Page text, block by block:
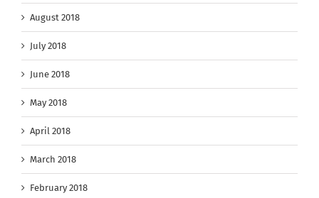
August 2018
July 2018
June 2018
May 2018
April 2018
March 2018
February 2018